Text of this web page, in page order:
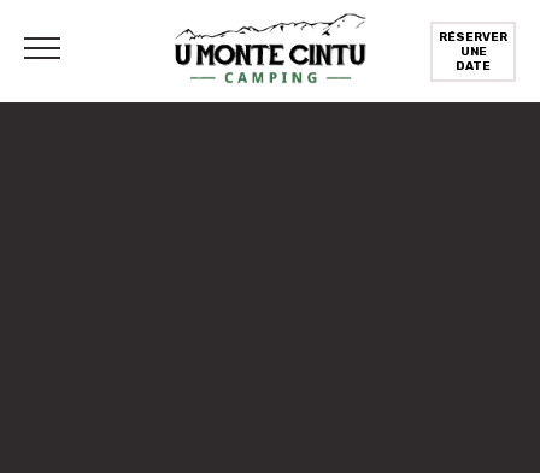
RÉSERVER
UNE
DATE